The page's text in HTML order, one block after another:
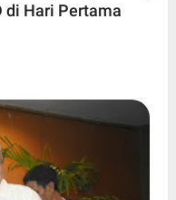
di Hari Pertama